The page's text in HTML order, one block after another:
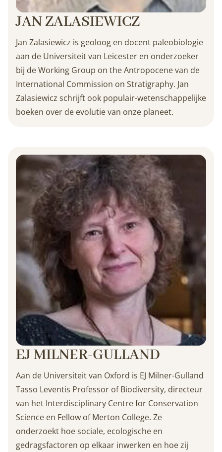
JAN ZALASIEWICZ
Jan Zalasiewicz is geoloog en docent paleobiologie
aan de Universiteit van Leicester en onderzoeker
bij de Working Group on the Antropocene van de
International Commission on Stratigraphy. Jan
Zalasiewicz schrijft ook populair-wetenschappelijke
boeken over de evolutie van onze planeet.
EJ MILNER-GULLAND
Aan de Universiteit van Oxford is EJ Milner-Gulland
Tasso Leventis Professor of Biodiversity, directeur
van het Interdisciplinary Centre for Conservation
Science en Fellow of Merton College. Ze
onderzoekt hoe sociale, ecologische en
gedragsfactoren op elkaar inwerken en hoe zij